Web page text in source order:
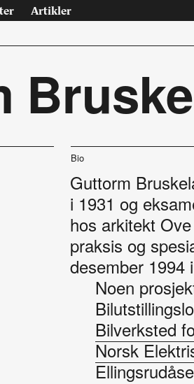
Artikler
Tidsskrift for
Prosjekter
Konkurranse, utkast, skisser
Bio
Guttorm
i 1931 og
hos arkitekt
praksis og
desember
Noen
Bilverksted
Norsk